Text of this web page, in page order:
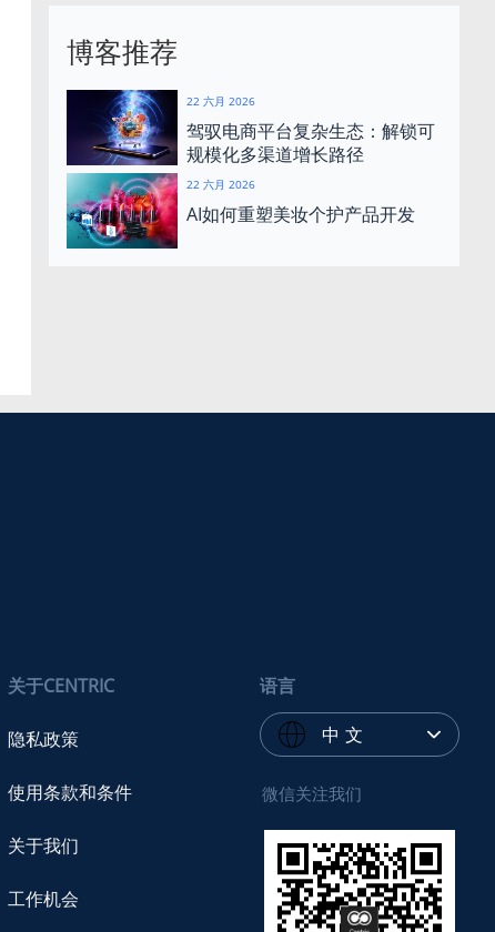
博客推荐
22 六月 2026
驾驭电商平台复杂生态：解锁可
规模化多渠道增长路径
22 六月 2026
AI如何重塑美妆个护产品开发
关于CENTRIC
隐私政策
使用条款和条件
关于我们
工作机会
语言
中 文
微信关注我们